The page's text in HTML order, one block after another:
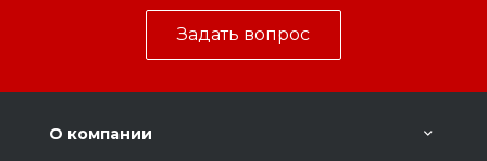
Задать вопрос
О компании